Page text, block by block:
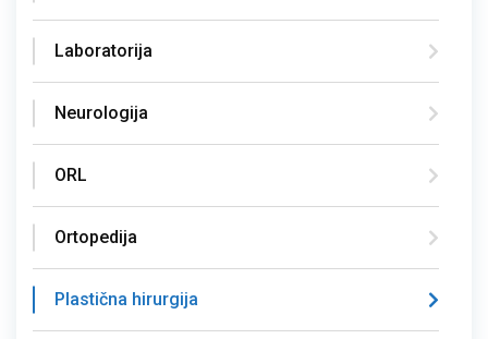
Laboratorija
Neurologija
ORL
Ortopedija
Plastična hirurgija